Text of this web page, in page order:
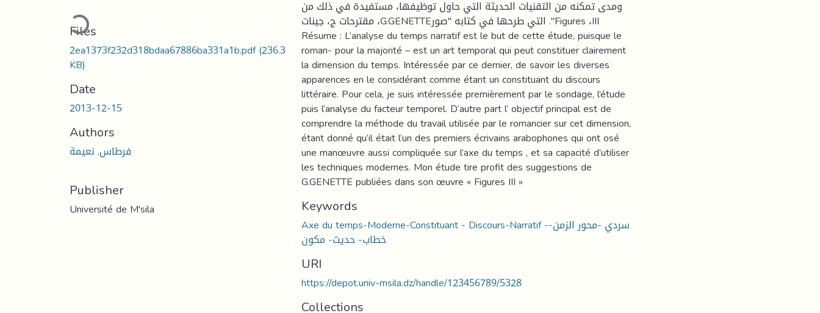
Loading...
Files
2ea1373f232d318bdaa67886ba331a1b.pdf(236.3
KB)
Date
2013-12-15
Authors
فرطاس, نعيمة
Publisher
Université de M'sila
ومدى تمكنه من التقنيات الحديثة التي حاول توظيفها، مستفيدة في ذلك من
مقترحات ج، جينات ،G.GENETTEالتي طرحها في كتابه "صور ."Figures ،III
Résume : L’analyse du temps narratif est le but de cette étude, puisque le
roman- pour la majorité – est un art temporal qui peut constituer clairement
la dimension du temps. Intéressée par ce dernier, de savoir les diverses
apparences en le considérant comme étant un constituant du discours
littéraire. Pour cela, je suis intéressée premièrement par le sondage, l’étude
puis l’analyse du facteur temporel. D’autre part l’ objectif principal est de
comprendre la méthode du travail utilisée par le romancier sur cet dimension,
étant donné qu’il était l’un des premiers écrivains arabophones qui ont osé
une manœuvre aussi compliquée sur l’axe du temps , et sa capacité d’utiliser
les techniques modernes. Mon étude tire profit des suggestions de
G.GENETTE publiées dans son œuvre « Figures III »
Keywords
Axe du temps-Moderne-Constituant - Discours-Narratif -سردي -محور الزمن-
خطاب- حديث- مكون
URI
https://depot.univ-msila.dz/handle/123456789/5328
Collections